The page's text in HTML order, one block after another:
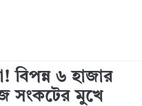
বিপন্ন ৬ হাজার
সংকটের মুখে